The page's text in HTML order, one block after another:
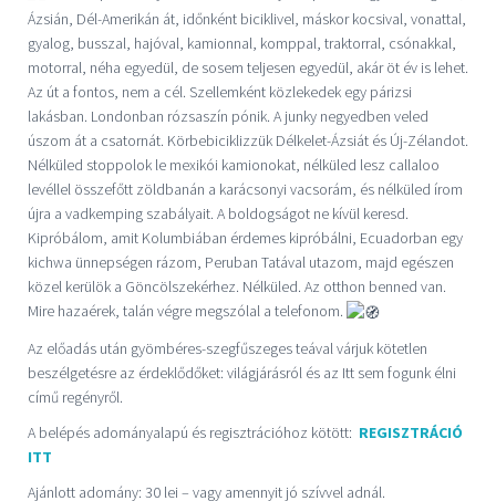
Ázsián, Dél-Amerikán át, időnként biciklivel, máskor kocsival, vonattal,
gyalog, busszal, hajóval, kamionnal, komppal, traktorral, csónakkal,
motorral, néha egyedül, de sosem teljesen egyedül, akár öt év is lehet.
Az út a fontos, nem a cél. Szellemként közlekedek egy párizsi
lakásban. Londonban rózsaszín pónik. A junky negyedben veled
úszom át a csatornát. Körbebiciklizzük Délkelet-Ázsiát és Új-Zélandot.
Nélküled stoppolok le mexikói kamionokat, nélküled lesz callaloo
levéllel összefőtt zöldbanán a karácsonyi vacsorám, és nélküled írom
újra a vadkemping szabályait. A boldogságot ne kívül keresd.
Kipróbálom, amit Kolumbiában érdemes kipróbálni, Ecuadorban egy
kichwa ünnepségen rázom, Peruban Tatával utazom, majd egészen
közel kerülök a Göncölszekérhez. Nélküled. Az otthon benned van.
Mire hazaérek, talán végre megszólal a telefonom.
Az előadás után gyömbéres-szegfűszeges teával várjuk kötetlen
beszélgetésre az érdeklődőket: világjárásról és az Itt sem fogunk élni
című regényről.
A belépés adományalapú és regisztrációhoz kötött: REGISZTRÁCIÓ
ITT
Ajánlott adomány: 30 lei – vagy amennyit jó szívvel adnál.